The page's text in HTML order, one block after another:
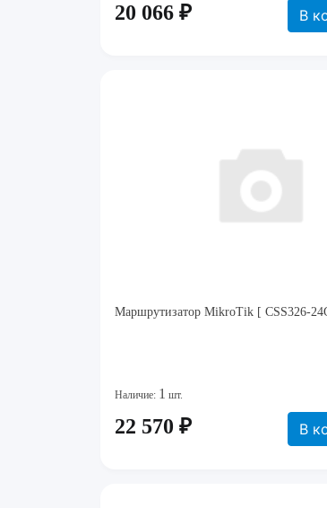
20 066 ₽ В
Маршрутизатор MikroTik [ CSS326-
Наличие: 1 шт.
22 570 ₽ В